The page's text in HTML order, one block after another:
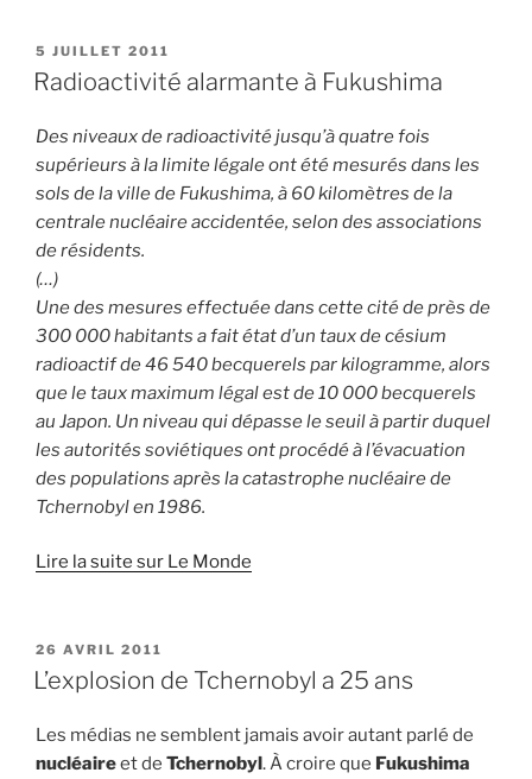
PUBLIÉ
LE
5 JUILLET 2011
Radioactivité alarmante à Fukushima
Des niveaux de radioactivité jusqu’à quatre fois
supérieurs à la limite légale ont été mesurés dans les
sols de la ville de Fukushima, à 60 kilomètres de la
centrale nucléaire accidentée, selon des associations
de résidents.
(…)
Une des mesures effectuée dans cette cité de près de
300 000 habitants a fait état d’un taux de césium
radioactif de 46 540 becquerels par kilogramme, alors
que le taux maximum légal est de 10 000 becquerels
au Japon. Un niveau qui dépasse le seuil à partir duquel
les autorités soviétiques ont procédé à l’évacuation
des populations après la catastrophe nucléaire de
Tchernobyl en 1986.
Lire la suite sur Le Monde
PUBLIÉ
LE
26 AVRIL 2011
L’explosion de Tchernobyl a 25 ans
Les médias ne semblent jamais avoir autant parlé de
nucléaireet de Tchernobyl. À croire que Fukushima